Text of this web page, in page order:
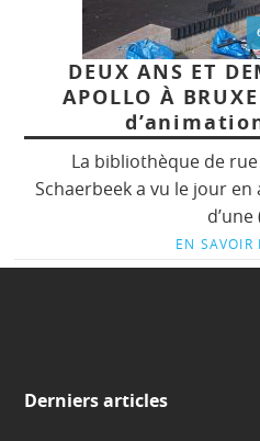
DEUX ANS ET
APOLLO À
La bibliothèque de
Schaerbeek a vu le jour
EN SAVOIR
Derniers articles